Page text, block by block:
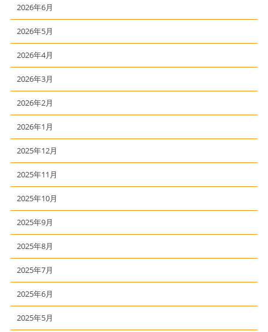
2026年6月
2026年5月
2026年4月
2026年3月
2026年2月
2026年1月
2025年12月
2025年11月
2025年10月
2025年9月
2025年8月
2025年7月
2025年6月
2025年5月